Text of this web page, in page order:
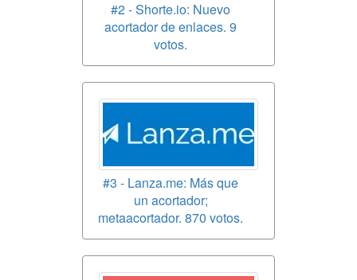
#2 - Shorte.io: Nuevo
acortador de enlaces. 9
votos.
#3 - Lanza.me: Más que
un acortador;
metaacortador. 870 votos.